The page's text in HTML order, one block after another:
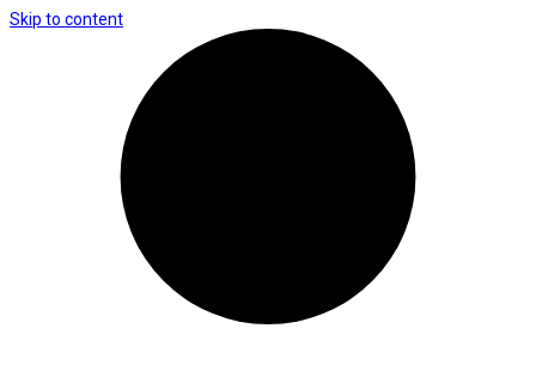
Skip to content